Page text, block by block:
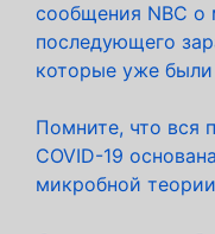
сообщения NBC о
последующего
которые уже
Помните, что вся
COVID-19
микробной